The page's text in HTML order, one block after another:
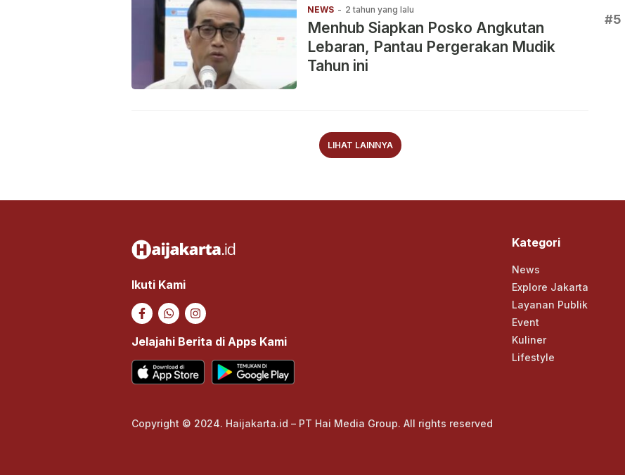
NEWS - 2 tahun yang lalu
Menhub Siapkan Posko Angkutan
Lebaran, Pantau Pergerakan Mudik
Tahun ini
LIHAT LAINNYA
#5
Ikuti Kami
Jelajahi Berita di Apps Kami
Kategori
News
Explore Jakarta
Layanan Publik
Event
Kuliner
Lifestyle
Copyright © 2024. Haijakarta.id – PT Hai Media Group. All rights reserved